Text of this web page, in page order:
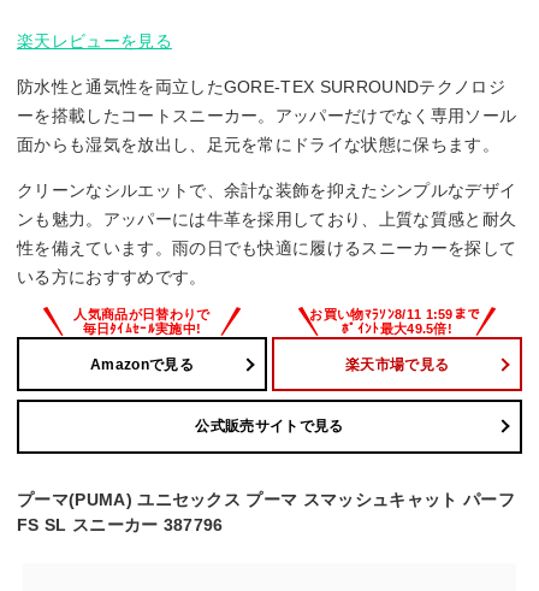
楽天レビューを見る
防水性と通気性を両立したGORE-TEX SURROUNDテクノロジ
ーを搭載したコートスニーカー。アッパーだけでなく専用ソール
面からも湿気を放出し、足元を常にドライな状態に保ちます。
クリーンなシルエットで、余計な装飾を抑えたシンプルなデザイ
ンも魅力。アッパーには牛革を採用しており、上質な質感と耐久
性を備えています。雨の日でも快適に履けるスニーカーを探して
いる方におすすめです。
Amazonで見る 楽天市場で見る
公式販売サイトで見る
プーマ(PUMA) ユニセックス プーマ スマッシュキャット パーフ
FS SL スニーカー 387796